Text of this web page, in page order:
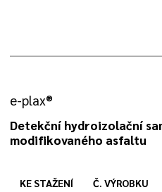
e-plax®
Detekční hydroizolační
modifikovaného asfaltu
KE STAŽENÍ Č. VÝROBKU